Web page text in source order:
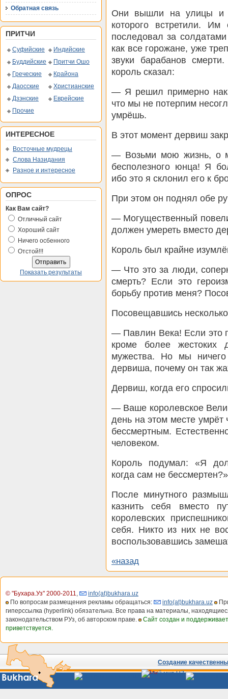
Обратная связь
ПРИТЧИ
Суфийские
Индийские
Буддийские
Притчи Ошо
Греческие
Крайона
Даосские
Христианские
Дзэнские
Еврейские
Прочие
ИНТЕРЕСНОЕ
Восточные мудрецы
Слова Назидания
Разное и интересное
ОПРОС
Как Вам сайт?
Отличный сайт
Хороший сайт
Ничего осбенного
Отстой!!!
Показать результаты
Они вышли на улицы и
которого встретили.
последовал за
как все горожане, уже
звуки барабанов
король сказал:
— Я решил примерно
что мы не потерпим
умрёшь.
В этот момент дервиш
— Возьми мою жизнь, о
бесполезного юнца! Я
ибо это я склонил его к
При этом он поднял обе
— Могущественный
должен умереть вместо
Король был крайне
— Что это за люди,
смерть? Если это
борьбу против меня?
Посовещавшись
— Павлин Века! Если это
кроме более жестоких
мужества. Но мы
дервиша, почему он так
Дервиш, когда его
— Ваше королевское
день на этом месте умрёт
бессмертным.
человеком.
Король подумал: «Я
когда сам не бессмертен?»
После минутного
казнить себя вместо
королевских
себя. Никто из них не
воспользовавшись
«назад
© "Бухара.Уз" 2000-2011,
info(at)bukhara.uz
По вопросам размещения рекламы обращаться:
info(at)bukhara.uz
гиперссылка (hyperlink) обязательна. Все права на материалы,
законодательством РУз, об авторском праве.
Сайт создан и
приветствуется.
Создание
Сайты
Узбекистана